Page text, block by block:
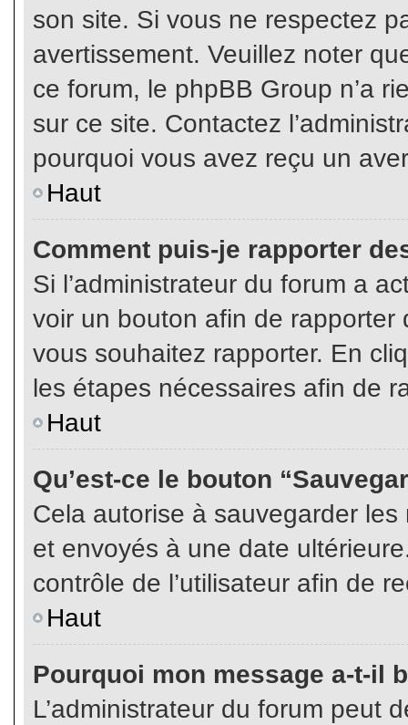
son site. Si vous ne respectez
avertissement. Veuillez noter
ce forum, le phpBB Group n’a
sur ce site. Contactez
pourquoi vous avez reçu un
Haut
Comment puis-je rapporter
Si l’administrateur du forum a
voir un bouton afin de
vous souhaitez rapporter. En
les étapes nécessaires afin de
Haut
Qu’est-ce le bouton
Cela autorise à sauvegarder
et envoyés à une date
contrôle de l’utilisateur afin de
Haut
Pourquoi mon message a-t-il
L’administrateur du forum peut